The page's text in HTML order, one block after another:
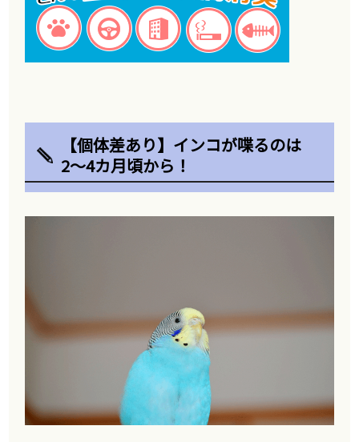
【個体差あり】インコが喋るのは
2〜4カ月頃から！